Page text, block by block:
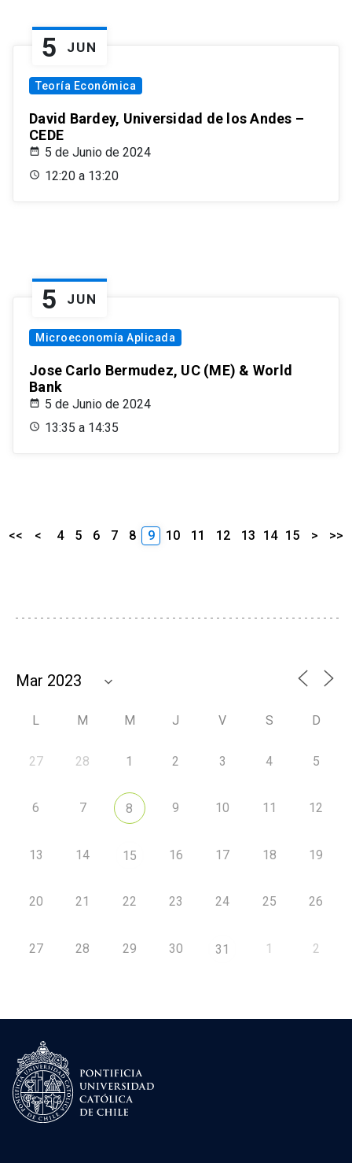
5 JUN
Teoría Económica
David Bardey, Universidad de los Andes –
CEDE
5 de Junio de 2024
12:20 a 13:20
5 JUN
Microeconomía Aplicada
Jose Carlo Bermudez, UC (ME) & World
Bank
5 de Junio de 2024
13:35 a 14:35
<< < 4 5 6 7 8 9 10 11 12 13 14 15 > >>
L M M J V S D
27 28 1 2 3 4 5
6 7 8 9 10 11 12
13 14 15 16 17 18 19
20 21 22 23 24 25 26
27 28 29 30 31 1 2